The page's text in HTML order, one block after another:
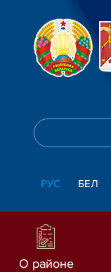
РУС БЕЛ
О районе